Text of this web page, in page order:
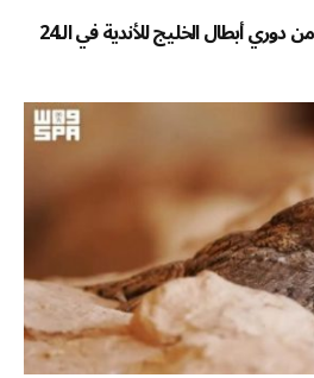
سحب قرعة النسخة الثالثة من دوري أبطال الخليج للأندية في الـ24